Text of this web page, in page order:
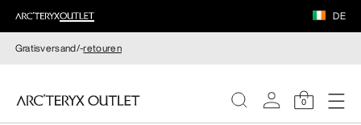
DE
Gratisversand/-retouren
0